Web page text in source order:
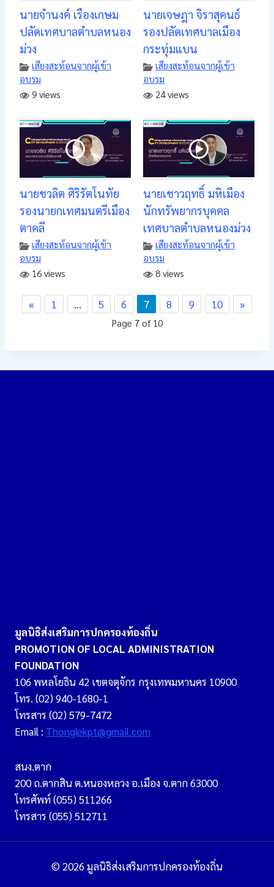
นายจำนงค์ เรืองเกษม
ปลัดเทศบาลตำบลหนอง
ม่วง
เสียงสะท้อนจากผู้เข้า
อบรม
9 views
นายเจษฎา จิราสุคนธ์
รองปลัดเทศบาลเมือง
กระทุ่มแบน
เสียงสะท้อนจากผู้เข้า
อบรม
24 views
นายชวลิต ศิริรัตโนทัย
รองนายกเทศมนตรีเมือง
ตาคลี
เสียงสะท้อนจากผู้เข้า
อบรม
16 views
นายเชาวฤทธิ์ มหิเมือง
นักทรัพยากรบุคคล
เทศบาลตำบลหนองม่วง
เสียงสะท้อนจากผู้เข้า
อบรม
8 views
« 1 … 5 6 7 8 9 10 »
Page 7 of 10
มูลนิธิส่งเสริมการปกครองท้องถิ่น
PROMOTION OF LOCAL ADMINISTRATION
FOUNDATION
106 พหลโยธิน 42 เขตจตุจักร กรุงเทพมหานคร 10900
โทร. (02) 940-1680-1
โทรสาร (02) 579-7472
Email : Thonglekpt@gmail.com
สนง.ตาก
200 ถ.ตากสิน ต.หนองหลวง อ.เมือง จ.ตาก 63000
โทรศัพท์ (055) 511266
โทรสาร (055) 512711
© 2026 มูลนิธิส่งเสริมการปกครองท้องถิ่น